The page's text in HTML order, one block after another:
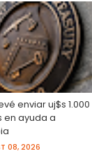
enviar uj$s 1.000
en ayuda a
08, 2026